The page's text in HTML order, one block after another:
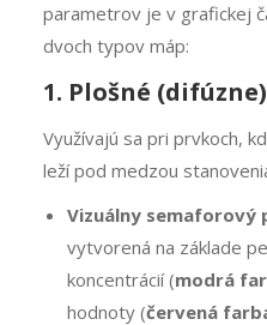
parametrov je v grafickej
dvoch typov máp:
1. Plošné
Využívajú sa pri prvkoch,
leží pod medzou
Vizuálny semaforový
vytvorená na základe
koncentrácií (modrá
hodnoty (červená